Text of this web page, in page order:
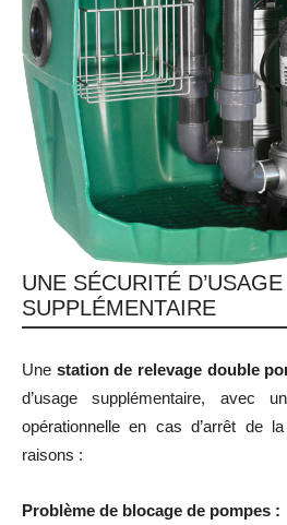
UNE SÉCURITÉ D’USAGE
SUPPLÉMENTAIRE
Une station de relevage double
d’usage supplémentaire, avec
opérationnelle en cas d’arrêt de
raisons :
Problème de blocage de pompes :